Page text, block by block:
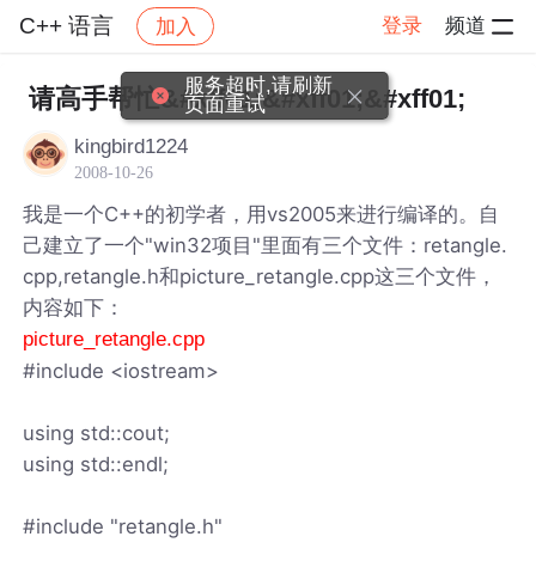
C++ 语言 加入 登录 频道
社区 C++ 语言 帖子详情
请高手帮忙&#xff01;&#xff01;&#xff01;
kingbird1224
2008-10-26
我是一个C++的初学者，用vs2005来进行编译的。自
己建立了一个"win32项目"里面有三个文件：retangle.
cpp,retangle.h和picture_retangle.cpp这三个文件，
内容如下：
picture_retangle.cpp
#include <iostream>
using std::cout;
using std::endl;
#include "retangle.h"
服务超时,请刷新
页面重试